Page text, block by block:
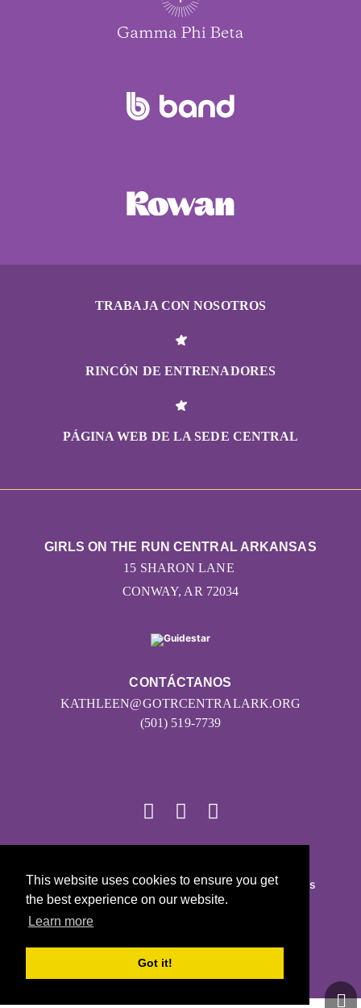
This website uses cookies to ensure you get
the best experience on our website.
Learn more
Got it!
TRABAJA CON NOSOTROS
RINCÓN DE ENTRENADORES
PÁGINA WEB DE LA SEDE CENTRAL
CONTÁCTANOS
KATHLEEN@GOTRCENTRALARK.ORG
(501) 519-7739
GIRLS ON THE RUN CENTRAL ARKANSAS
15 SHARON LANE
CONWAY, AR 72034
Girls on the Run - Todos los derechos reservados
POLÍTICA DE PRIVACIDAD
Con la tecnología de Pinwheel.us